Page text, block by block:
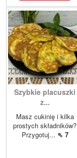
Szybkie placuszki
z...
Masz cukinię i kilka
prostych składników?
Przygotuj... ⇖ 7